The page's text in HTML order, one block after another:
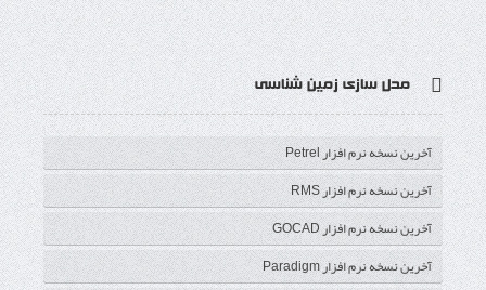
ف
یس
بوک
ت
وییتر
گ
وگل
پلاس
ی
وت
یوب
آ
ر اس
اس
مدل سازی زمین شناسی
آخرین نسخه نرم افزار Petrel
آخرین نسخه نرم افزار RMS
آخرین نسخه نرم افزار GOCAD
آخرین نسخه نرم افزار Paradigm